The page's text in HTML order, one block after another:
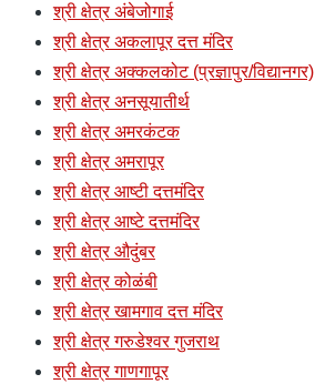
श्री क्षेत्र अंबेजोगाई
श्री क्षेत्र अकलापूर दत्त मंदिर
श्री क्षेत्र अक्कलकोट (प्रज्ञापुर/विद्यानगर)
श्री क्षेत्र अनसूयातीर्थ
श्री क्षेत्र अमरकंटक
श्री क्षेत्र अमरापूर
श्री क्षेत्र आष्टी दत्तमंदिर
श्री क्षेत्र आष्टे दत्तमंदिर
श्री क्षेत्र औदुंबर
श्री क्षेत्र कोळंबी
श्री क्षेत्र खामगाव दत्त मंदिर
श्री क्षेत्र गरुडेश्वर गुजराथ
श्री क्षेत्र गाणगापूर